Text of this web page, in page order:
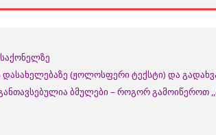
(ჟოლოსფერი ტექსტი) და
ბმულები – როგორ გამოიწეროთ